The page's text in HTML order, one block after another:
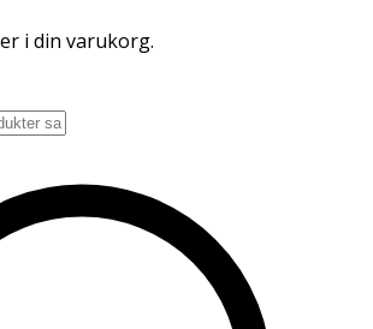
i din varukorg.